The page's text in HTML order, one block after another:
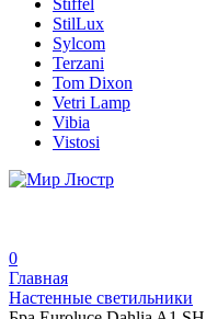
Stiffel
StilLux
Sylcom
Terzani
Tom Dixon
Vetri Lamp
Vibia
Vistosi
0
Главная
Настенные светильники